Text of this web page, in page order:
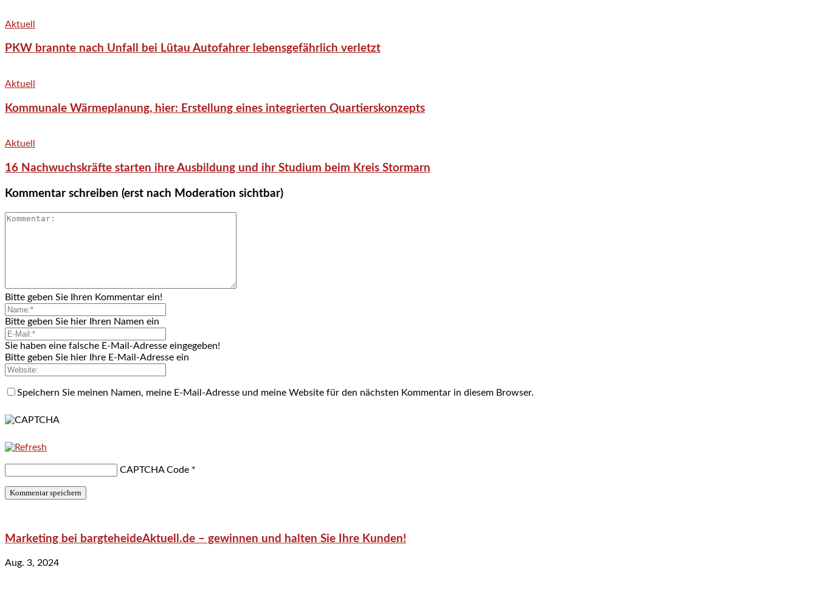
Aktuell
PKW brannte nach Unfall bei Lütau Autofahrer lebensgefährlich verletzt
Aktuell
Kommunale Wärmeplanung, hier: Erstellung eines integrierten Quartierskonzepts
Aktuell
16 Nachwuchskräfte starten ihre Ausbildung und ihr Studium beim Kreis Stormarn
Kommentar schreiben (erst nach Moderation sichtbar)
Bitte geben Sie Ihren Kommentar ein!
Bitte geben Sie hier Ihren Namen ein
Sie haben eine falsche E-Mail-Adresse eingegeben!
Bitte geben Sie hier Ihre E-Mail-Adresse ein
Speichern Sie meinen Namen, meine E-Mail-Adresse und meine Website für den nächsten Kommentar in diesem Browser.
CAPTCHA Code *
Marketing bei bargteheideAktuell.de – gewinnen und halten Sie Ihre Kunden!
Aug. 3, 2024